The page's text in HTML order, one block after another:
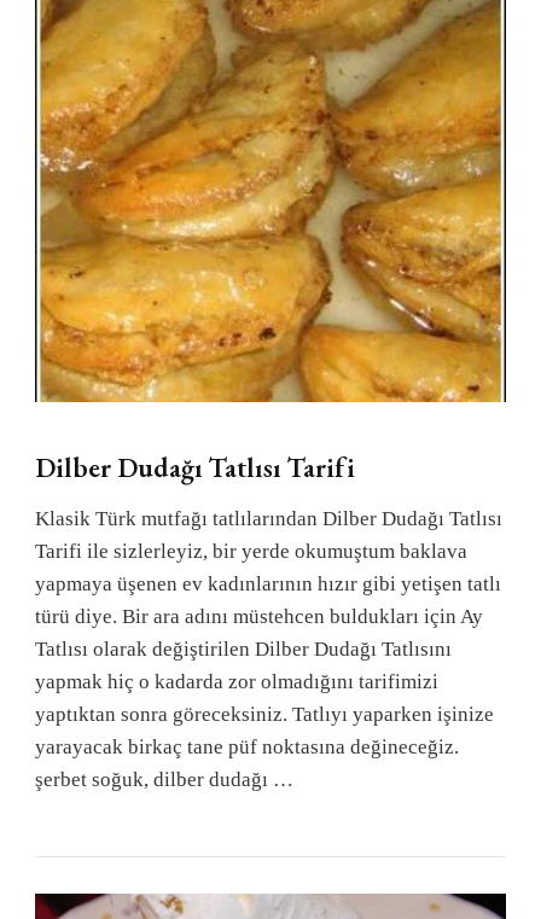
Dilber Dudağı Tatlısı Tarifi
Klasik Türk mutfağı tatlılarından Dilber Dudağı Tatlısı
Tarifi ile sizlerleyiz, bir yerde okumuştum baklava
yapmaya üşenen ev kadınlarının hızır gibi yetişen tatlı
türü diye. Bir ara adını müstehcen buldukları için Ay
Tatlısı olarak değiştirilen Dilber Dudağı Tatlısını
yapmak hiç o kadarda zor olmadığını tarifimizi
yaptıktan sonra göreceksiniz. Tatlıyı yaparken işinize
yarayacak birkaç tane püf noktasına değineceğiz.
şerbet soğuk, dilber dudağı …